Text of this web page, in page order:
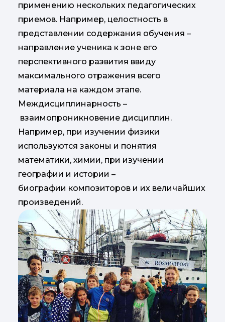
применению нескольких педагогических
приемов. Например, целостность в
представлении содержания обучения –
направление ученика к зоне его
перспективного развития ввиду
максимального отражения всего
материала на каждом этапе.
Междисциплинарность –
взаимопроникновение дисциплин.
Например, при изучении физики
используются законы и понятия
математики, химии, при изучении
географии и истории –
биографии композиторов и их величайших
произведений.